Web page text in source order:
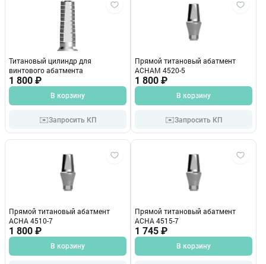
Титановый цилиндр для
винтового абатмента
1 800 ₽
В корзину
✉️Запросить КП
Прямой титановый абатмент
ACHAM 4520-5
1 800 ₽
В корзину
✉️Запросить КП
Прямой титановый абатмент
ACHA 4510-7
1 800 ₽
В корзину
Прямой титановый абатмент
ACHA 4515-7
1 745 ₽
В корзину